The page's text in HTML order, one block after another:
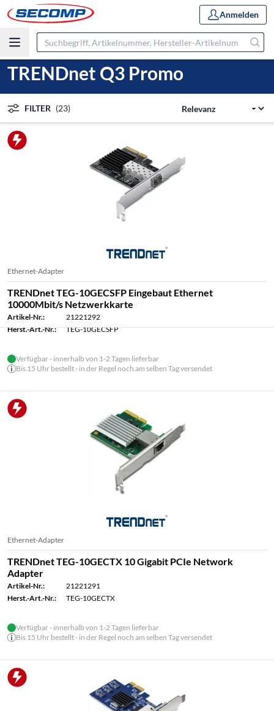
Anmelden
TRENDnet Q3 Promo
FILTER (23)
Ethernet-Adapter
TRENDnet TEG-10GECSFP Eingebaut Ethernet
10000Mbit/s Netzwerkkarte
Artikel-Nr.:
21221292
Herst.-Art.-Nr.:
TEG-10GECSFP
Verfügbar - innerhalb von 1-2 Tagen lieferbar
Bis 15 Uhr bestellt - in der Regel noch am selben Tag versendet
Ethernet-Adapter
TRENDnet TEG-10GECTX 10 Gigabit PCIe Network
Adapter
Artikel-Nr.:
21221291
Herst.-Art.-Nr.:
TEG-10GECTX
Verfügbar - innerhalb von 1-2 Tagen lieferbar
Bis 15 Uhr bestellt - in der Regel noch am selben Tag versendet